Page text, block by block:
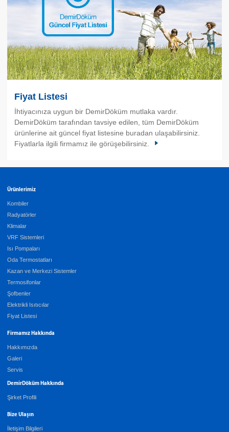
Fiyat Listesi
İhtiyacınıza uygun bir DemirDöküm mutlaka vardır.
DemirDöküm tarafından tavsiye edilen, tüm DemirDöküm
ürünlerine ait güncel fiyat listesine buradan ulaşabilirsiniz.
Fiyatlarla ilgili firmamız ile görüşebilirsiniz.
Ürünlerimiz
Kombiler
Radyatörler
Klimalar
VRF Sistemleri
Isı Pompaları
Oda Termostatları
Kazan ve Merkezi Sistemler
Termosifonlar
Şofbenler
Elektrikli Isıtıcılar
Fiyat Listesi
Firmamız Hakkında
Hakkımızda
Galeri
Servis
DemirDöküm Hakkında
Şirket Profili
Bize Ulaşın
İletişim Bilgileri